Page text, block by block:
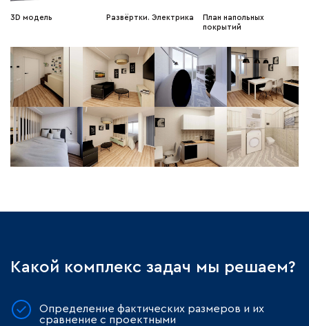
3D модель Развёртки. Электрика
План напольных
покрытий
Какой комплекс задач мы решаем?
Определение фактических размеров и их
сравнение с проектными